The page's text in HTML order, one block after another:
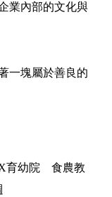
業內部的文化與
一塊屬於善良的
X育幼院 食農教